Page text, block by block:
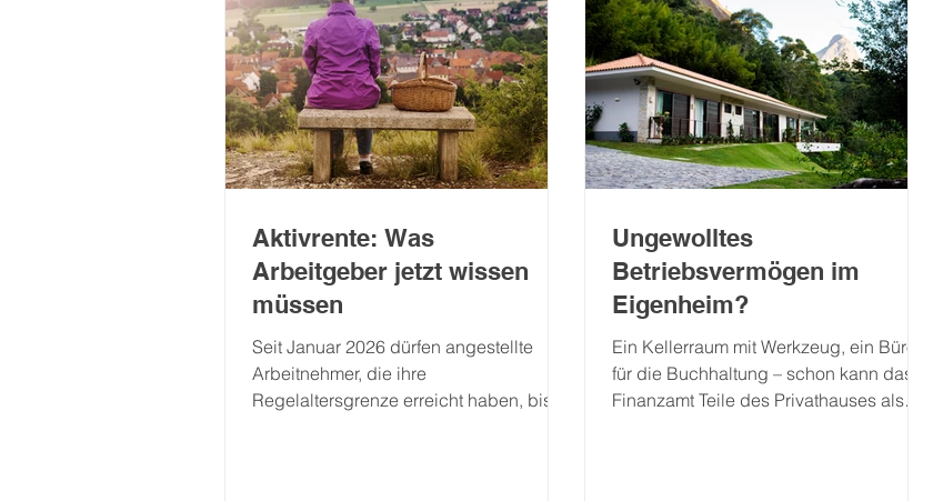
Aktivrente: Was
Arbeitgeber jetzt wissen
müssen
Seit Januar 2026 dürfen angestellte
Arbeitnehmer, die ihre
Regelaltersgrenze erreicht haben, bis
Ungewolltes
Betriebsvermögen im
Eigenheim?
Ein Kellerraum mit Werkzeug, ein Büro
für die Buchhaltung – schon kann das
Finanzamt Teile des Privathauses als